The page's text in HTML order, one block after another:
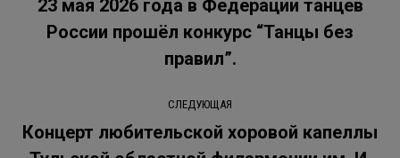
записям
Предыдущая
запись:
23 мая 2026 года в Федерации танцев
России прошёл конкурс “Танцы без
правил”.
СЛЕДУЮЩАЯ
Концерт любительской хоровой капеллы